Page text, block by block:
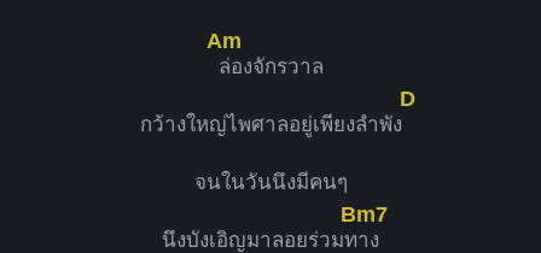
Am
ล่องจักรวาล
กว้างใหญ่ไพศาลอยู่เพียงลำพัง
D
จนในวันนึงมีคนๆ
นึงบังเอิญมาลอยร่วมท
Bm7
าง